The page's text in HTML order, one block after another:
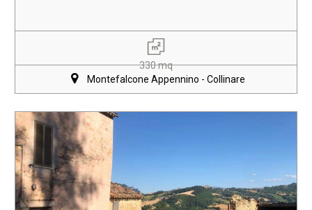
330 mq
Montefalcone Appennino - Collinare